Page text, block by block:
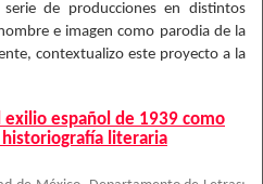
de producciones en distintos
e imagen como parodia de la
contextualizo este proyecto a la
exilio español de 1939 como
literaria